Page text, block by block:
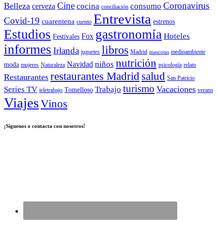
Belleza cerveza Cine cocina conciliación consumo Coronavirus
Covid-19 cuarentena cuento Entrevista estrenos
Estudios Festivales Fox gastronomía Hoteles
informes Irlanda juguetes libros Madrid mascotas medioambiente
moda mujeres Naturaleza Navidad niños nutrición psicología relato
Restaurantes restaurantes Madrid salud San Patricio
Series TV teletrabajo Tomelloso Trabajo turismo Vacaciones verano
ViajesVinos
¡Síguenos o contacta con nosotros!